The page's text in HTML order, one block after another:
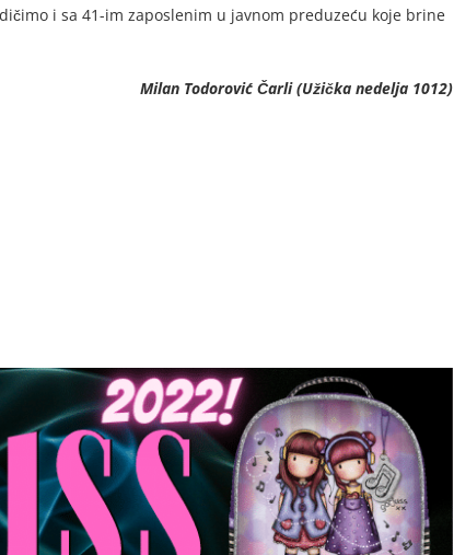
i sa 41-im zaposlenim u javnom preduzeću koje brine
Milan Todorović Čarli (Užička nedelja 1012)